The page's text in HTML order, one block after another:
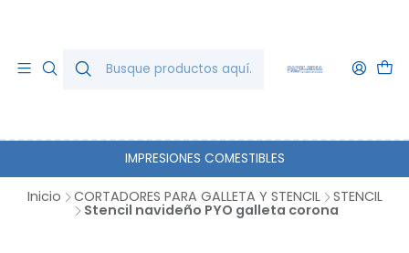
IMPRESIONES COMESTIBLES
Inicio CORTADORES PARA GALLETA Y STENCIL STENCIL
Stencil navideño PYO galleta corona